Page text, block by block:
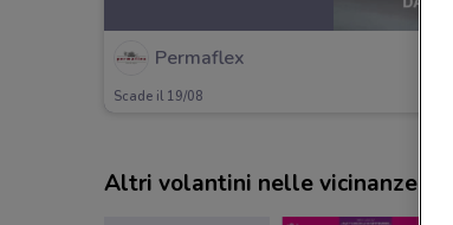
Permaflex
Scade il 19/08
Altri volantini nelle vicinanze